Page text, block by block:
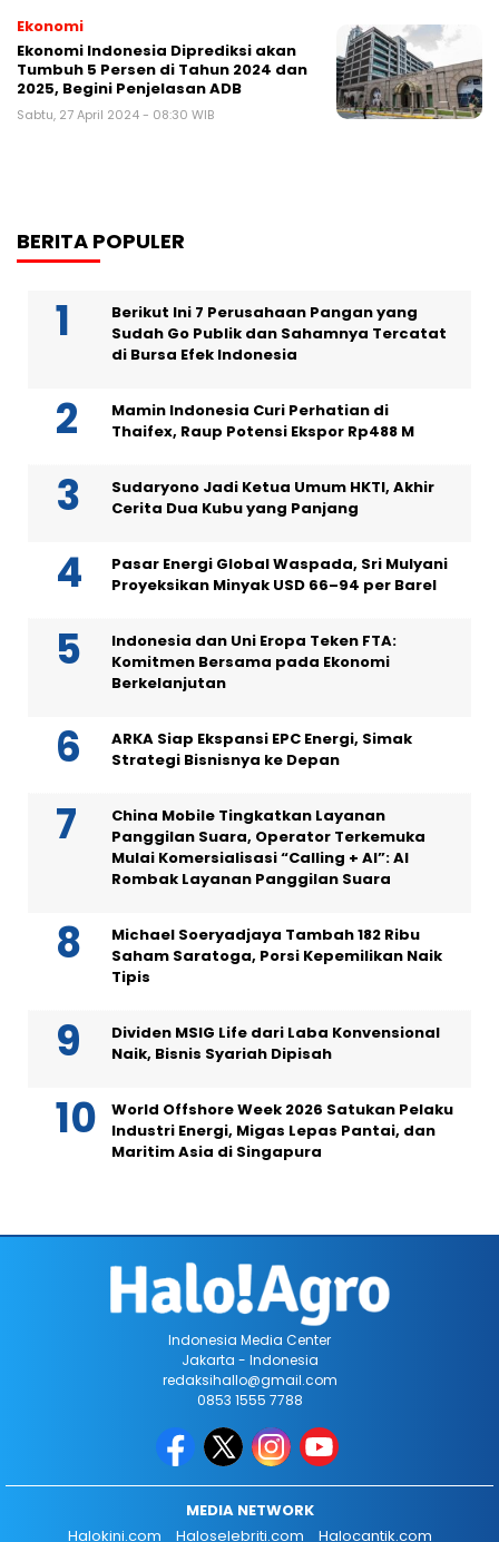
Ekonomi
Ekonomi Indonesia Diprediksi akan
Tumbuh 5 Persen di Tahun 2024 dan
2025, Begini Penjelasan ADB
Sabtu, 27 April 2024 - 08:30 WIB
BERITA POPULER
Berikut Ini 7 Perusahaan Pangan yang
Sudah Go Publik dan Sahamnya Tercatat
di Bursa Efek Indonesia
Mamin Indonesia Curi Perhatian di
Thaifex, Raup Potensi Ekspor Rp488 M
Sudaryono Jadi Ketua Umum HKTI, Akhir
Cerita Dua Kubu yang Panjang
Pasar Energi Global Waspada, Sri Mulyani
Proyeksikan Minyak USD 66–94 per Barel
Indonesia dan Uni Eropa Teken FTA:
Komitmen Bersama pada Ekonomi
Berkelanjutan
ARKA Siap Ekspansi EPC Energi, Simak
Strategi Bisnisnya ke Depan
China Mobile Tingkatkan Layanan
Panggilan Suara, Operator Terkemuka
Mulai Komersialisasi “Calling + AI”: AI
Rombak Layanan Panggilan Suara
Michael Soeryadjaya Tambah 182 Ribu
Saham Saratoga, Porsi Kepemilikan Naik
Tipis
Dividen MSIG Life dari Laba Konvensional
Naik, Bisnis Syariah Dipisah
World Offshore Week 2026 Satukan Pelaku
Industri Energi, Migas Lepas Pantai, dan
Maritim Asia di Singapura
Indonesia Media Center
Jakarta - Indonesia
redaksihallo@gmail.com
0853 1555 7788
MEDIA NETWORK
Halokini.com
Haloselebriti.com Halocantik.com